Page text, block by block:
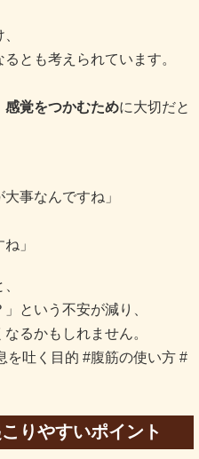
とも考えられています。
感覚をつかむために大切だと
事なんですね」
」
という不安が減り、
るかもしれません。
を吐く目的 #腹筋の使い方 #
りやすいポイント